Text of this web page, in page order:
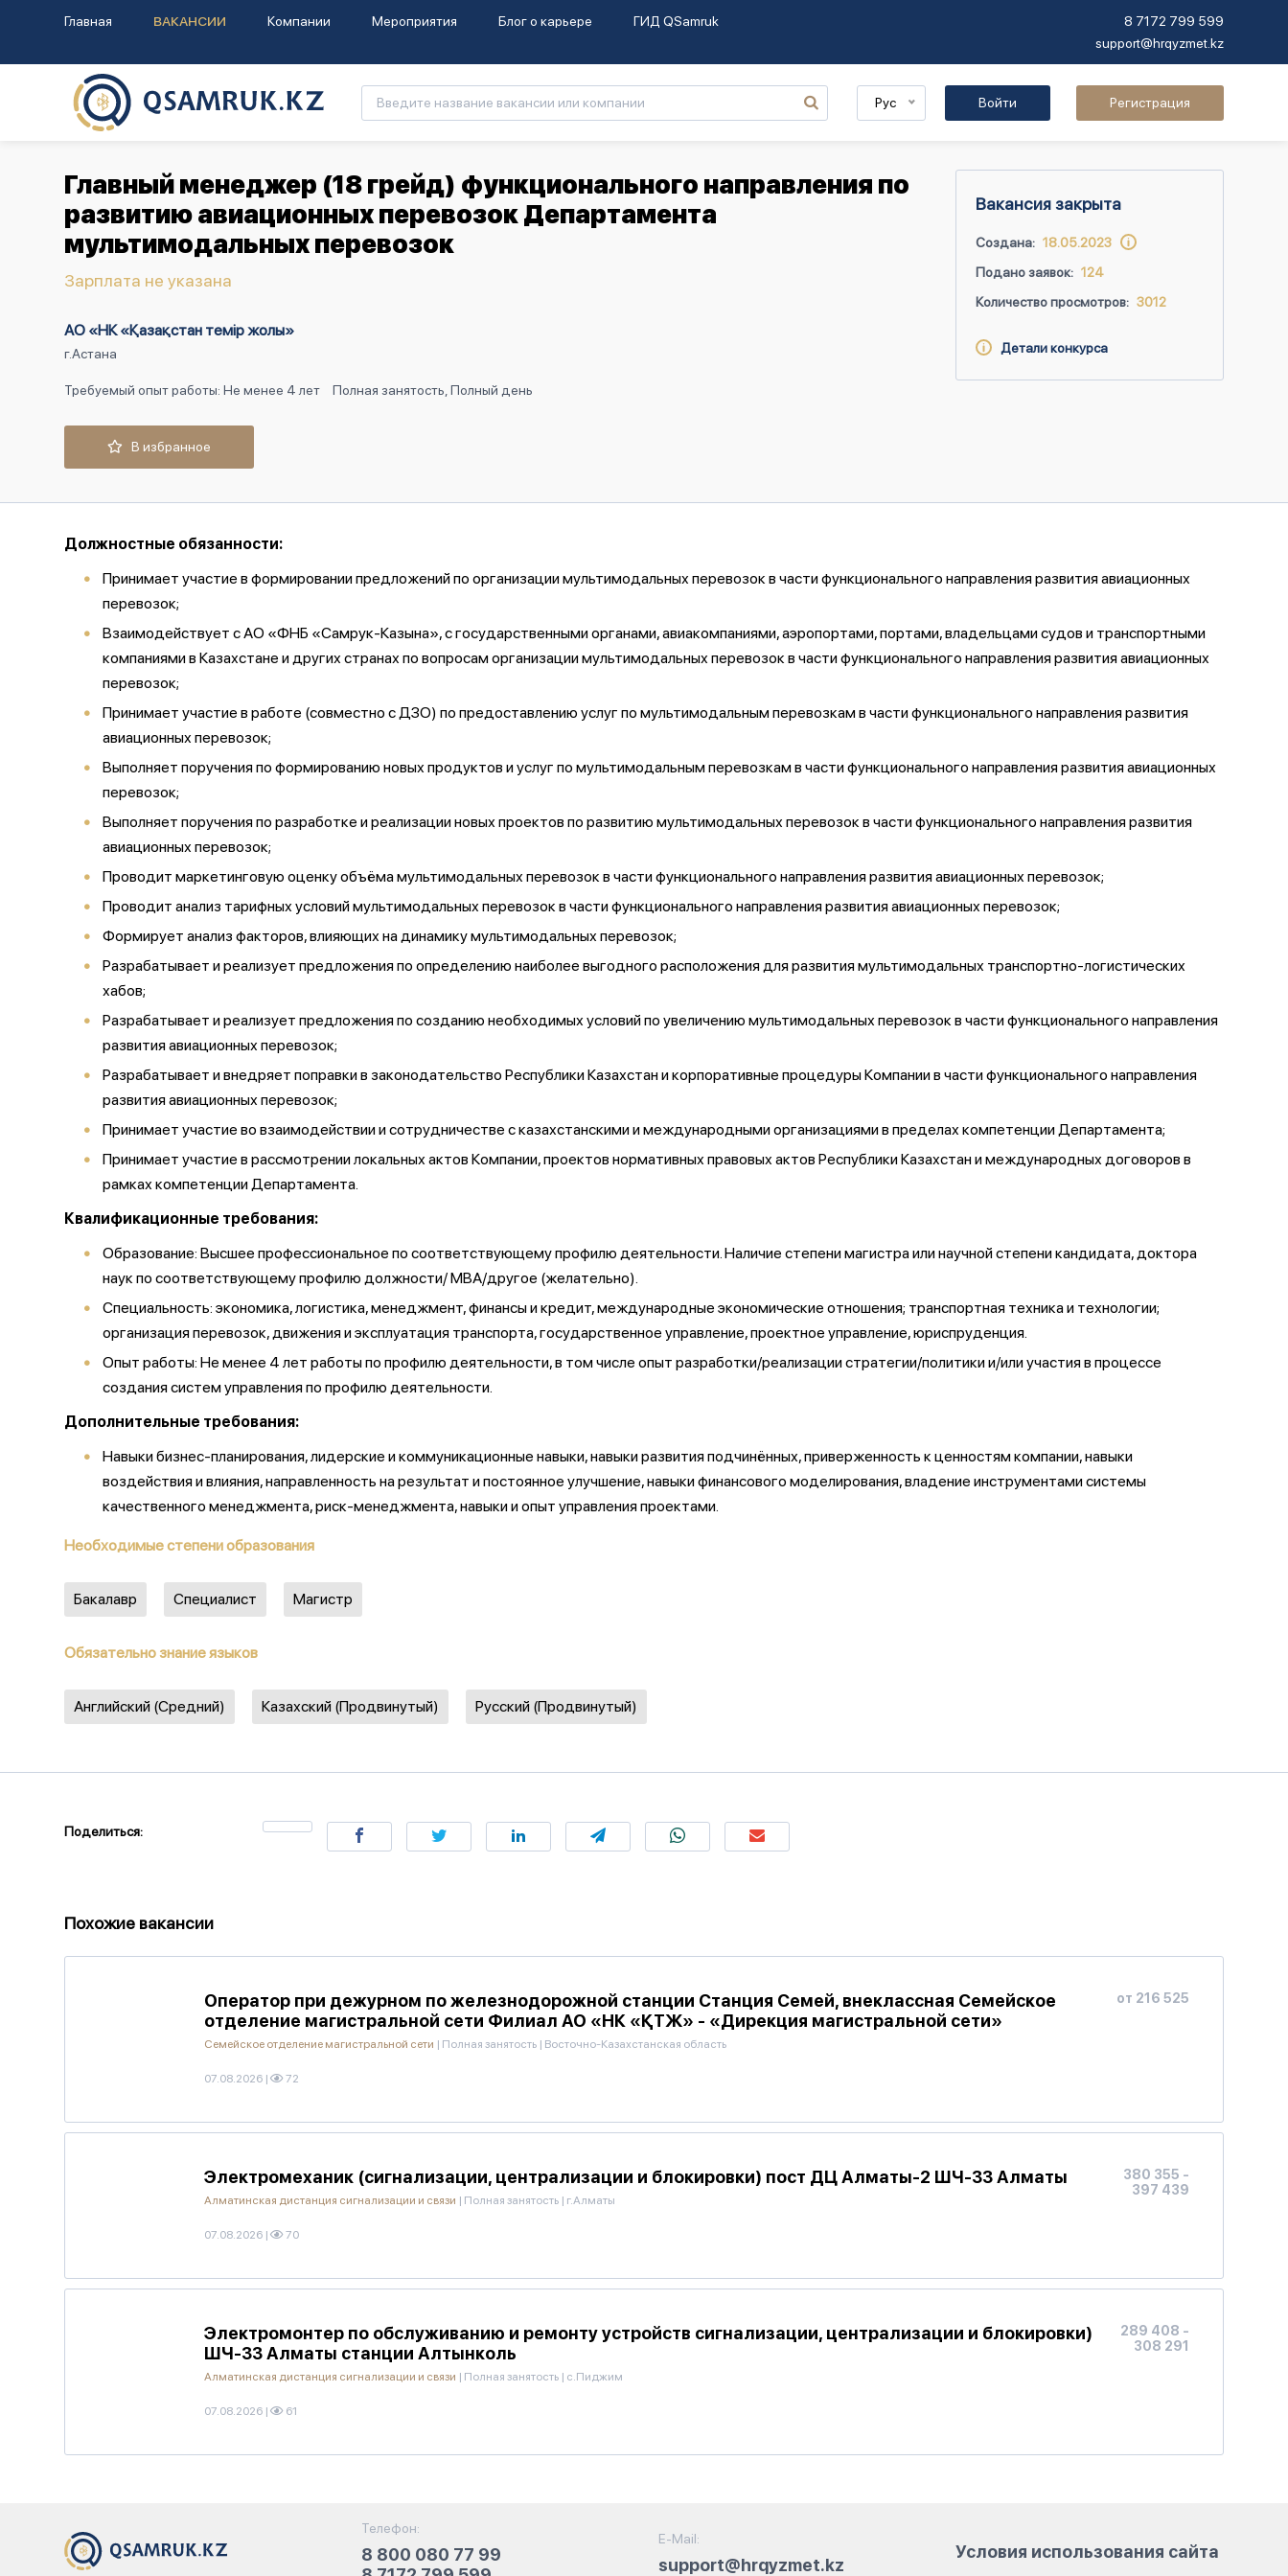
Главная ВАКАНСИИ Компании Мероприятия Блог о карьере ГИД QSamruk
8 7172 799 599
support@hrqyzmet.kz
Рус Войти Регистрация
Главный менеджер (18 грейд) функционального направления по
развитию авиационных перевозок Департамента
мультимодальных перевозок
Зарплата не указана
АО «НК «Қазақстан темір жолы»
г.Астана
Требуемый опыт работы: Не менее 4 лет Полная занятость, Полный день
Вакансия закрыта
Создана: 18.05.2023
Подано заявок: 124
Количество просмотров: 3012
Детали конкурса
В избранное
Должностные обязанности:
Принимает участие в формировании предложений по организации мультимодальных перевозок в части функционального направления развития авиационных
перевозок;
Взаимодействует с АО «ФНБ «Самрук-Казына», с государственными органами, авиакомпаниями, аэропортами, портами, владельцами судов и транспортными
компаниями в Казахстане и других странах по вопросам организации мультимодальных перевозок в части функционального направления развития авиационных
перевозок;
Принимает участие в работе (совместно с ДЗО) по предоставлению услуг по мультимодальным перевозкам в части функционального направления развития
авиационных перевозок;
Выполняет поручения по формированию новых продуктов и услуг по мультимодальным перевозкам в части функционального направления развития авиационных
перевозок;
Выполняет поручения по разработке и реализации новых проектов по развитию мультимодальных перевозок в части функционального направления развития
авиационных перевозок;
Проводит маркетинговую оценку объёма мультимодальных перевозок в части функционального направления развития авиационных перевозок;
Проводит анализ тарифных условий мультимодальных перевозок в части функционального направления развития авиационных перевозок;
Формирует анализ факторов, влияющих на динамику мультимодальных перевозок;
Разрабатывает и реализует предложения по определению наиболее выгодного расположения для развития мультимодальных транспортно-логистических
хабов;
Разрабатывает и реализует предложения по созданию необходимых условий по увеличению мультимодальных перевозок в части функционального направления
развития авиационных перевозок;
Разрабатывает и внедряет поправки в законодательство Республики Казахстан и корпоративные процедуры Компании в части функционального направления
развития авиационных перевозок;
Принимает участие во взаимодействии и сотрудничестве с казахстанскими и международными организациями в пределах компетенции Департамента;
Принимает участие в рассмотрении локальных актов Компании, проектов нормативных правовых актов Республики Казахстан и международных договоров в
рамках компетенции Департамента.
Квалификационные требования:
Образование: Высшее профессиональное по соответствующему профилю деятельности. Наличие степени магистра или научной степени кандидата, доктора
наук по соответствующему профилю должности/ МВА/другое (желательно).
Специальность: экономика, логистика, менеджмент, финансы и кредит, международные экономические отношения; транспортная техника и технологии;
организация перевозок, движения и эксплуатация транспорта, государственное управление, проектное управление, юриспруденция.
Опыт работы: Не менее 4 лет работы по профилю деятельности, в том числе опыт разработки/реализации стратегии/политики и/или участия в процессе
создания систем управления по профилю деятельности.
Дополнительные требования:
Навыки бизнес-планирования, лидерские и коммуникационные навыки, навыки развития подчинённых, приверженность к ценностям компании, навыки
воздействия и влияния, направленность на результат и постоянное улучшение, навыки финансового моделирования, владение инструментами системы
качественного менеджмента, риск-менеджмента, навыки и опыт управления проектами.
Необходимые степени образования
Бакалавр Специалист Магистр
Обязательно знание языков
Английский (Средний) Казахский (Продвинутый) Русский (Продвинутый)
Поделиться:
Похожие вакансии
Оператор при дежурном по железнодорожной станции Станция Семей, внеклассная Семейское
отделение магистральной сети Филиал АО «НК «ҚТЖ» - «Дирекция магистральной сети»
Семейское отделение магистральной сети | Полная занятость | Восточно-Казахстанская область
07.08.2026 | 72
от 216 525
Электромеханик (сигнализации, централизации и блокировки) пост ДЦ Алматы-2 ШЧ-33 Алматы
Алматинская дистанция сигнализации и связи | Полная занятость | г.Алматы
07.08.2026 | 70
380 355 -
397 439
Электромонтер по обслуживанию и ремонту устройств сигнализации, централизации и блокировки)
ШЧ-33 Алматы станции Алтынколь
Алматинская дистанция сигнализации и связи | Полная занятость | с.Пиджим
07.08.2026 | 61
289 408 -
308 291
Телефон:
8 800 080 77 99
E-Mail:
support@hrqyzmet.kz
Условия использования сайта